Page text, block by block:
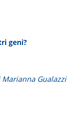
geni?
Gualazzi